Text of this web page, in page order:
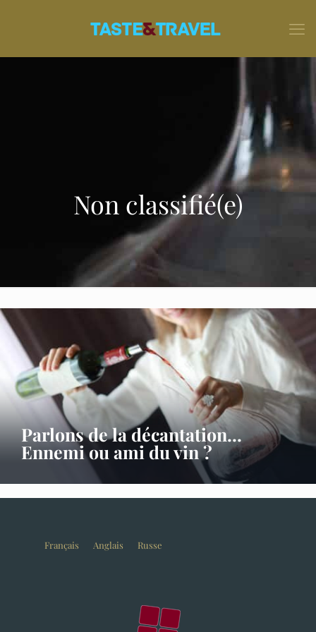
Non classifié(e)
Parlons de la décantation…
Ennemi ou ami du vin ?
Français Anglais Russe